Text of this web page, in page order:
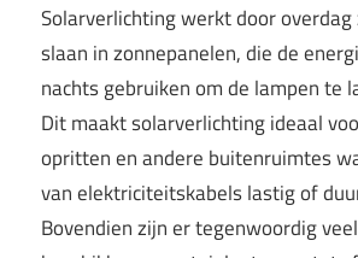
Solarverlichting werkt door
slaan in zonnepanelen, die de
nachts gebruiken om de lampen te
Dit maakt solarverlichting ideaal
opritten en andere buitenruimtes
van elektriciteitskabels lastig of
Bovendien zijn er tegenwoordig